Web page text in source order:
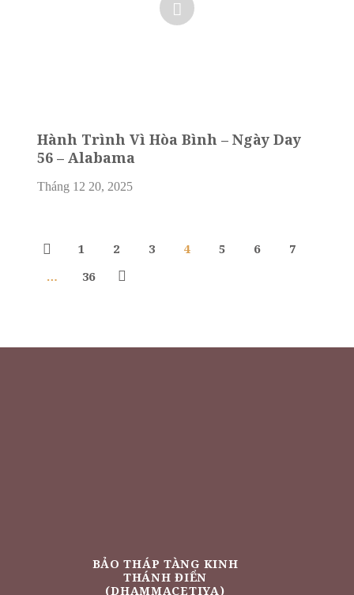
Hành Trình Vì Hòa Bình – Ngày Day
56 – Alabama
Tháng 12 20, 2025
1 2 3 4 5 6
7
…
36
BẢO THÁP TÀNG KINH
THÁNH ĐIỂN
(DHAMMACETIYA)